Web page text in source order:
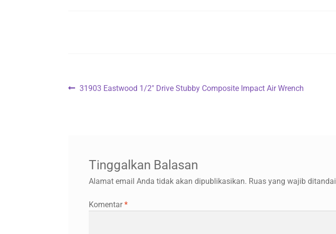
Navigasi
Previous
31903 Eastwood 1/2″ Drive Stubby Composite Impact Air Wrench
Tinggalkan Balasan
Alamat email Anda tidak akan dipublikasikan. Ruas yang wajib ditandai
Komentar*